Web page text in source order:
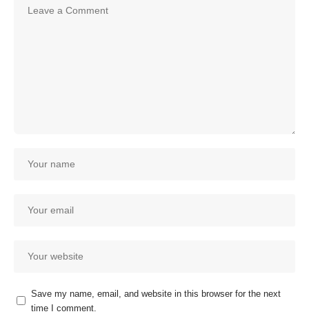
Save my name, email, and website in this browser for the next
time I comment.